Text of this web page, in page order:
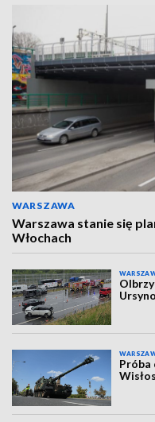
WARSZAWA
Warszawa stanie się
Włochach
Próba